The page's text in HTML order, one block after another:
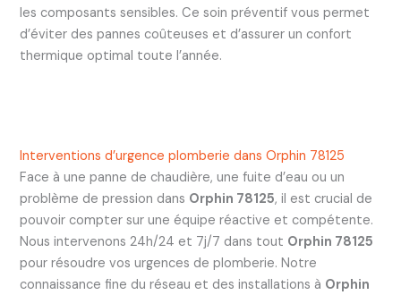
les composants sensibles. Ce soin préventif vous permet
d’éviter des pannes coûteuses et d’assurer un confort
thermique optimal toute l’année.
Interventions d’urgence plomberie dans Orphin 78125
Face à une panne de chaudière, une fuite d’eau ou un
problème de pression dans Orphin 78125, il est crucial de
pouvoir compter sur une équipe réactive et compétente.
Nous intervenons 24h/24 et 7j/7 dans tout Orphin 78125
pour résoudre vos urgences de plomberie. Notre
connaissance fine du réseau et des installations à Orphin